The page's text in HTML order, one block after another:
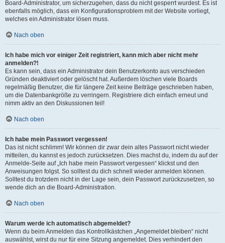
Board-Administrator, um sicherzugehen, dass du nicht gesperrt wurdest. Es ist
ebenfalls möglich, dass ein Konfigurationsproblem mit der Website vorliegt,
welches ein Administrator lösen muss.
Nach oben
Ich habe mich vor einiger Zeit registriert, kann mich aber nicht mehr
anmelden?!
Es kann sein, dass ein Administrator dein Benutzerkonto aus verschieden
Gründen deaktiviert oder gelöscht hat. Außerdem löschen viele Boards
regelmäßig Benutzer, die für längere Zeit keine Beiträge geschrieben haben,
um die Datenbankgröße zu verringern. Registriere dich einfach erneut und
nimm aktiv an den Diskussionen teil!
Nach oben
Ich habe mein Passwort vergessen!
Das ist nicht schlimm! Wir können dir zwar dein altes Passwort nicht wieder
mitteilen, du kannst es jedoch zurücksetzen. Dies machst du, indem du auf der
Anmelde-Seite auf „Ich habe mein Passwort vergessen“ klickst und den
Anweisungen folgst. So solltest du dich schnell wieder anmelden können.
Solltest du trotzdem nicht in der Lage sein, dein Passwort zurückzusetzen, so
wende dich an die Board-Administration.
Nach oben
Warum werde ich automatisch abgemeldet?
Wenn du beim Anmelden das Kontrollkästchen „Angemeldet bleiben“ nicht
auswählst, wirst du nur für eine Sitzung angemeldet. Dies verhindert den